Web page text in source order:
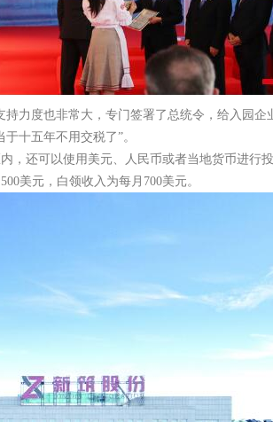
力度也非常大，专门签署了总统令，给入园企
十五年不用交税了”。
还可以使用美元、人民币或者当地货币进行
美元，白领收入为每月700美元。